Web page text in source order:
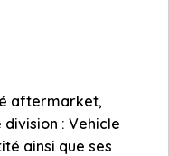
aftermarket,
: Vehicle
ainsi que ses